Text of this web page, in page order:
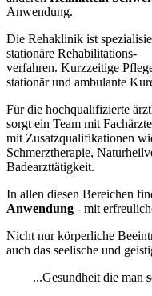
Anwendung.
Die Rehaklinik ist
stationäre Rehabilitations-
verfahren. Kurzzeitige
stationär und ambulante
Für die hochqualifizierte
sorgt ein Team mit
mit Zusatzqualifikationen
Schmerztherapie,
Badearzttätigkeit.
In allen diesen Bereichen
Anwendung - mit
Nicht nur körperliche
auch das seelische und
...Gesundheit die man